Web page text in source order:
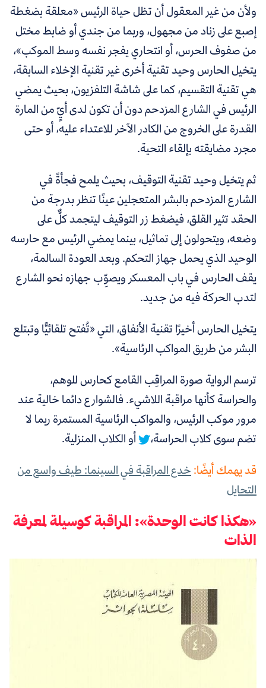
ولأن من غير المعقول أن تظل حياة الرئيس «معلقة بضغطة
إصبع على زناد من مجهول، وربما من جندي أو ضابط مختل
من صفوف الحرس، أو انتحاري يفجر نفسه وسط الموكب»،
يتخيل الحارس وحيد تقنية أخرى غير تقنية الإخلاء السابقة،
هي تقنية التقسيم، كما على شاشة التلفزيون، بحيث يمضي
الرئيس في الشارع المزدحم دون أن تكون لدى أيٍّ من المارة
القدرة على الخروج من الكادر الآخر للاعتداء عليه، أو حتى
مجرد مضايقته بإلقاء التحية.
ثم يتخيل وحيد تقنية التوقيف، بحيث يلمح فجأةً في
الشارع المزدحم بالبشر المتعجلين عينًا تنظر بدرجة من
الحقد تثير القلق، فيضغط زر التوقيف ليتجمد كلٌّ على
وضعه، ويتحولون إلى تماثيل، بينما يمضي الرئيس مع حارسه
الوحيد الذي يحمل جهاز التحكم. وبعد العودة السالمة،
يقف الحارس في باب المعسكر ويصوِّب جهازه نحو الشارع
لتدب الحركة فيه من جديد.
يتخيل الحارس أخيرًا تقنية الأنفاق، التي «تُفتح تلقائيًّا وتبتلع
البشر من طريق المواكب الرئاسية».
ترسم الرواية صورة المراقِب القامع كحارس للوهم،
والحراسة كأنها مراقبة اللاشيء. فالشوارع دائما خالية عند
مرور موكب الرئيس، والمواكب الرئاسية المستمرة ربما لا
تضم سوى كلاب الحراسة،
أو الكلاب المنزلية.
قد يهمك أيضًا:خدع المراقبة في السينما: طيف واسع من
التحايل
«هكذا كانت الوحدة»: المراقبة كوسيلة لمعرفة
الذات